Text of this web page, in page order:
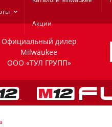
Акции
Официальный дилер
Milwaukee
ООО «ТУЛ ГРУПП»